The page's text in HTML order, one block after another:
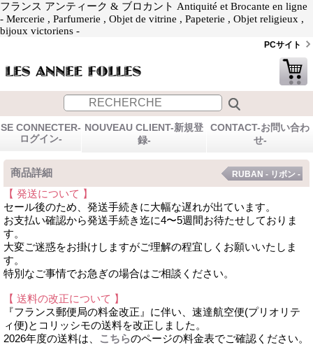
フランス アンティーク & ブロカント Antiquité et Brocante en ligne
- Mercerie , Parfumerie , Objet de vitrine , Papeterie , Objet religieux ,
bijoux victoriens -
PCサイト
SE CONNECTER-
ログイン-
NOUVEAU CLIENT-新規登
録-
CONTACT-お問い合わ
せ-
商品詳細 RUBAN - リボン -
【 発送について 】
セール後のため、発送手続きに大幅な遅れが出ています。
お支払い確認から発送手続き迄に4〜5週間お待たせしておりま
す。
大変ご迷惑をお掛けしますがご理解の程宜しくお願いいたしま
す。
特別なご事情でお急ぎの場合はご相談ください。
【 送料の改正について 】
『フランス郵便局の料金改正』に伴い、速達航空便(プリオリテ
ィ便)とコリッシモの送料を改正しました。
2026年度の送料は、
こちらのページの料金表でご確認ください。